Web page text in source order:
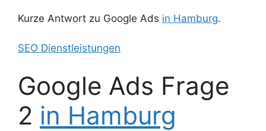
Kurze Antwort zu Google Ads in Hamburg.
SEO Dienstleistungen
Google Ads Frage
2 in Hamburg